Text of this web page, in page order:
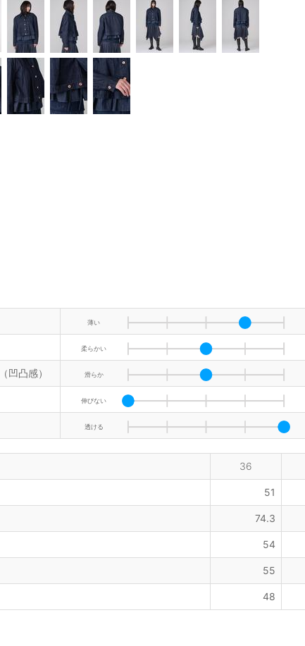
薄い
柔らかい
凹凸感） 滑らか
伸びない
透ける
36
51
74.3
54
55
48